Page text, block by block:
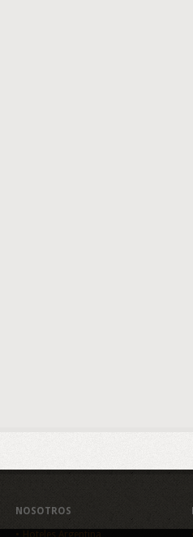
NOSOTROS
Hoteles Argentina